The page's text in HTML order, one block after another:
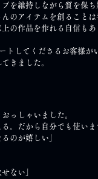
を維持しながら質を保
のアイテムを創ることは
の作品を作れる自信もあ
トしてくださるお客様が
きました。
っしゃいました。
。だから自分でも使い
のが嬉しい」
ない」